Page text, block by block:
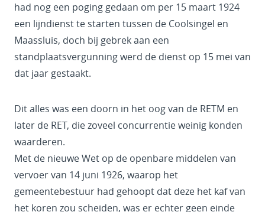
had nog een poging gedaan om per 15 maart 1924
een lijndienst te starten tussen de Coolsingel en
Maassluis, doch bij gebrek aan een
standplaatsvergunning werd de dienst op 15 mei van
dat jaar gestaakt.
Dit alles was een doorn in het oog van de RETM en
later de RET, die zoveel concurrentie weinig konden
waarderen.
Met de nieuwe Wet op de openbare middelen van
vervoer van 14 juni 1926, waarop het
gemeentebestuur had gehoopt dat deze het kaf van
het koren zou scheiden, was er echter geen einde